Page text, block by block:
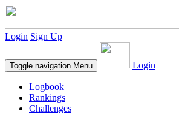
Login Sign Up
Toggle navigation Menu Login
Logbook
Rankings
Challenges